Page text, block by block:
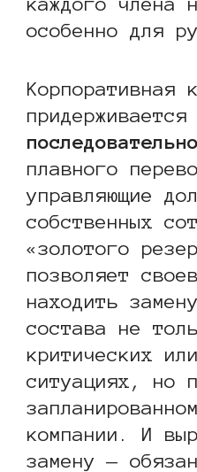
особенно для
Корпоративная
придерживается
плавного
управляющие
собственных
«золотого
позволяет
находить
состава не
критических
ситуациях, но
компании. И
замену —